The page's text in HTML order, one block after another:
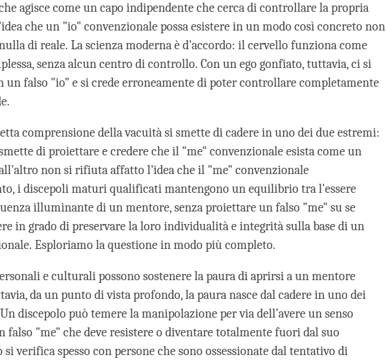
agisce come un capo indipendente che cerca di controllare la propria
che un "io" convenzionale possa esistere in un modo così concreto non
di reale. La scienza moderna è d'accordo: il cervello funziona come
senza alcun centro di controllo. Con un ego gonfiato, tuttavia, ci si
un falso "io" e si crede erroneamente di poter controllare completamente
comprensione della vacuità si smette di cadere in uno dei due estremi:
di proiettare e credere che il "me" convenzionale esista come un
non si rifiuta affatto l'idea che il "me" convenzionale
i discepoli maturi qualificati mantengono un equilibrio tra l'essere
illuminante di un mentore, senza proiettare un falso "me" su se
in grado di preservare la loro individualità e integrità sulla base di un
Esploriamo la questione in modo più completo.
e culturali possono sostenere la paura di aprirsi a un mentore
da un punto di vista profondo, la paura nasce dal cadere in uno dei
discepolo può temere la manipolazione per via dell’avere un senso
falso "me" che deve resistere o diventare totalmente fuori dal suo
verifica spesso con persone che sono ossessionate dal tentativo di